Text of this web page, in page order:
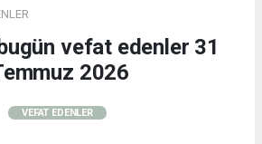
vefat edenler 31
2026
VEFAT EDENLER